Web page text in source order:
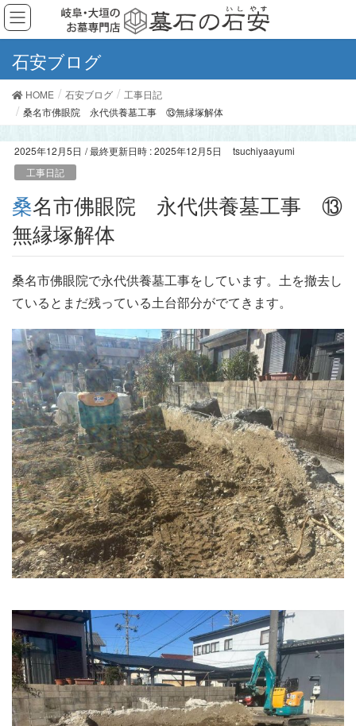
石安ブログ
HOME 石安ブログ
工事日記
桑名市佛眼院 永代供養墓工事 ⑬無縁塚解体
2025年12月5日 / 最終更新日時 :2025年12月5日
tsuchiyaayumi
工事日記
桑名市佛眼院 永代供養墓工事 ⑬
無縁塚解体
桑名市佛眼院で永代供養墓工事をしています。土を撤去し
ているとまだ残っている土台部分がでてきます。